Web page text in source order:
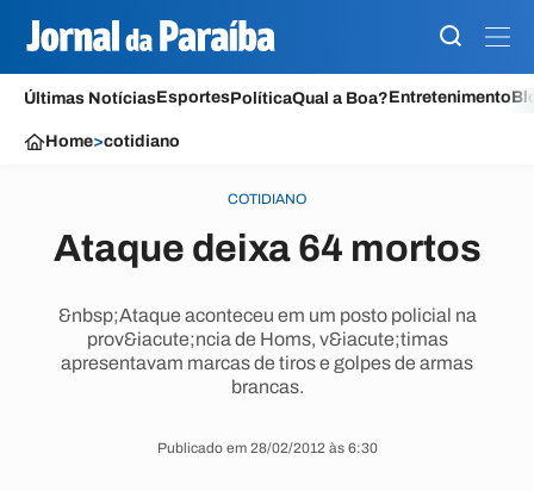
Últimas NotíciasEsportesPolíticaQual a Boa?Entretenimento
Home>cotidiano
COTIDIANO
Ataque deixa 64 mortos
&nbsp;Ataque aconteceu em um posto policial na
prov&iacute;ncia de Homs, v&iacute;timas
apresentavam marcas de tiros e golpes de armas
brancas.
Publicado em 28/02/2012 às 6:30